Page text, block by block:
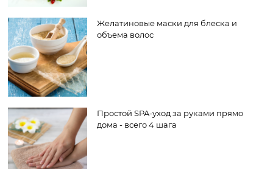
Желатиновые маски для блеска и
объема волос
Простой SPA-уход за руками прямо
дома - всего 4 шага